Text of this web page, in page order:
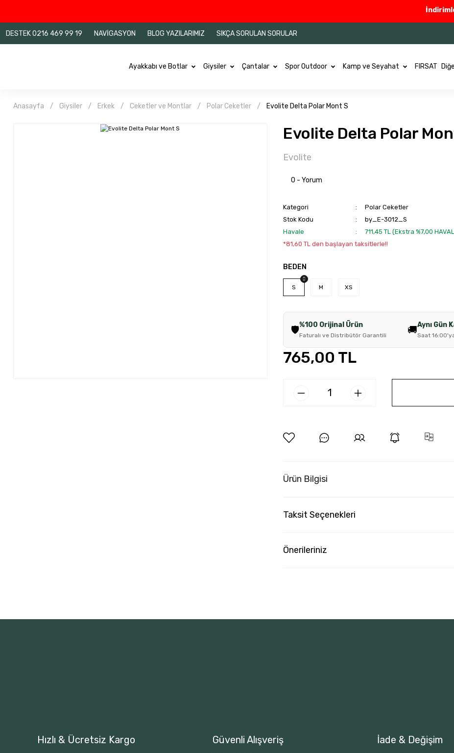
DESTEK 0216 469 99 19 NAVİGASYON BLOG YAZILARIMIZ SIKÇA SORULAN SORULAR
Ayakkabı ve Botlar Giysiler Çantalar Spor Outdoor Kamp ve Seyahat FIRSAT
Anasayfa Giysiler Erkek Ceketler ve Montlar Polar Ceketler Evolite Delta Polar Mont S
Evolite Delta Polar
Evolite
0 - Yorum
Kategori
Polar Ceketler
Stok Kodu
by_E-3012_S
Havale
711,45 TL (Ekstra %7,00
*81,60 TL den başlayan taksitlerle!!
BEDEN
S M XS
🛡️%100 Orijinal Ürün
Faturalı ve Distribütör Garantili 🚚Aynı Gün
Saat
765,00 TL
Ürün Bilgisi
Taksit Seçenekleri
Önerileriniz
Hızlı & Ücretsiz Kargo Güvenli Alışveriş İade & Değişim